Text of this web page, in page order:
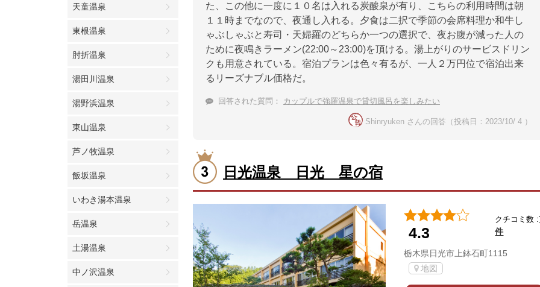
天童温泉
東根温泉
肘折温泉
湯田川温泉
湯野浜温泉
東山温泉
芦ノ牧温泉
飯坂温泉
いわき湯本温泉
岳温泉
土湯温泉
中ノ沢温泉
た、この他に一度に１０名は入れる炭酸泉が有り、こちらの利用時間は朝
１１時までなので、夜通し入れる。夕食は二択で季節の会席料理か和牛し
ゃぶしゃぶと寿司・天婦羅のどちらか一つの選択で、夜お腹が減った人の
ために夜鳴きラーメン(22:00～23:00)を頂ける。湯上がりのサービスドリン
クも用意されている。宿泊プランは色々有るが、一人２万円位で宿泊出来
るリーズナブル価格だ。
回答された質問： カップルで強羅温泉で貸切風呂を楽しみたい
Shinryuken さんの回答（投稿日：2023/10/ 4 ）
日光温泉 日光 星の宿
4.3
クチコミ数 :
件
栃木県日光市上鉢石町1115
地図